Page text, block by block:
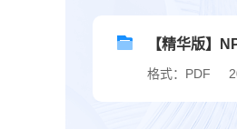
【精华版】
格式：PDF